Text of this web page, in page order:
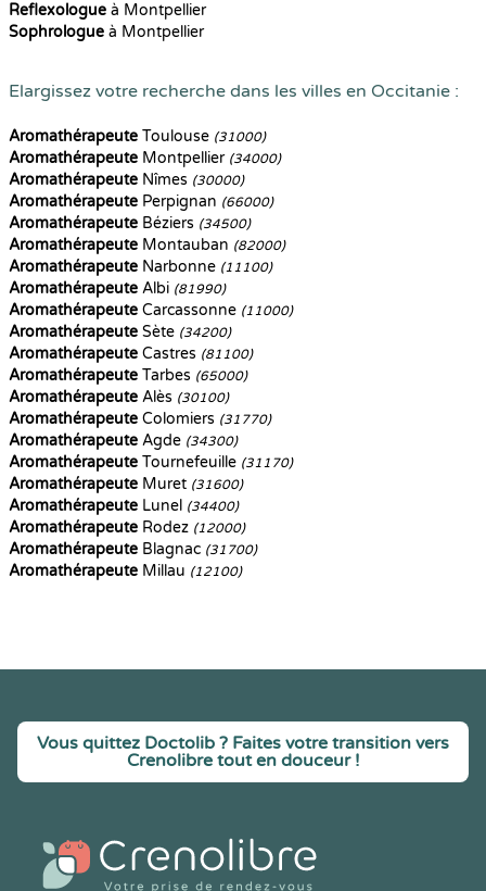
Reflexologue à Montpellier
Sophrologue à Montpellier
Elargissez votre recherche dans les villes en Occitanie :
Aromathérapeute Toulouse (31000)
Aromathérapeute Montpellier (34000)
Aromathérapeute Nîmes (30000)
Aromathérapeute Perpignan (66000)
Aromathérapeute Béziers (34500)
Aromathérapeute Montauban (82000)
Aromathérapeute Narbonne (11100)
Aromathérapeute Albi (81990)
Aromathérapeute Carcassonne (11000)
Aromathérapeute Sète (34200)
Aromathérapeute Castres (81100)
Aromathérapeute Tarbes (65000)
Aromathérapeute Alès (30100)
Aromathérapeute Colomiers (31770)
Aromathérapeute Agde (34300)
Aromathérapeute Tournefeuille (31170)
Aromathérapeute Muret (31600)
Aromathérapeute Lunel (34400)
Aromathérapeute Rodez (12000)
Aromathérapeute Blagnac (31700)
Aromathérapeute Millau (12100)
Vous quittez Doctolib ? Faites votre transition vers
Crenolibre tout en douceur !